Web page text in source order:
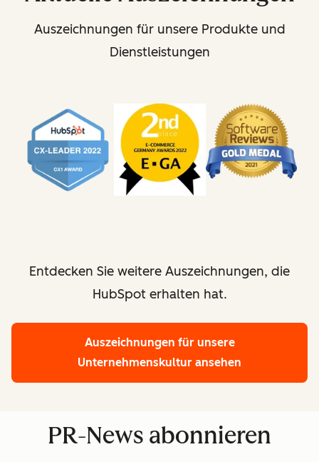
Auszeichnungen für unsere Produkte und
Dienstleistungen
Entdecken Sie weitere Auszeichnungen, die
HubSpot erhalten hat.
Auszeichnungen für unsere
Unternehmenskultur ansehen
PR-News abonnieren